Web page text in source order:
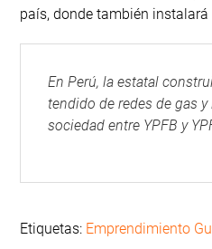
país, donde también
En Perú, la estatal
tendido de redes de gas
sociedad entre YPFB y
Etiquetas: Emprendimiento